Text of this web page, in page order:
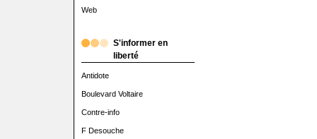
Web
S'informer en
liberté
Antidote
Boulevard Voltaire
Contre-info
F Desouche